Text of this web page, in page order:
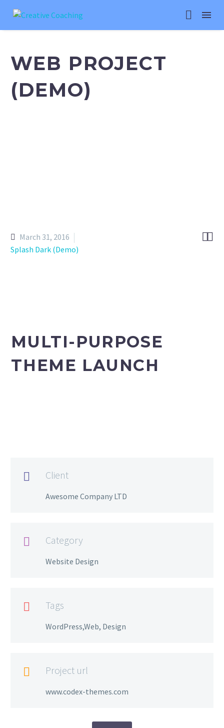
WEB PROJECT
(DEMO)

March 31, 2016
Splash Dark (Demo)
MULTI-PURPOSE
THEME LAUNCH
 Client
Awesome Company LTD
 Category
Website Design
 Tags
WordPress,Web, Design
 Project url
www.codex-themes.com